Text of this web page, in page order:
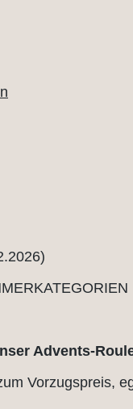
Advents-
Vorzugspreis,